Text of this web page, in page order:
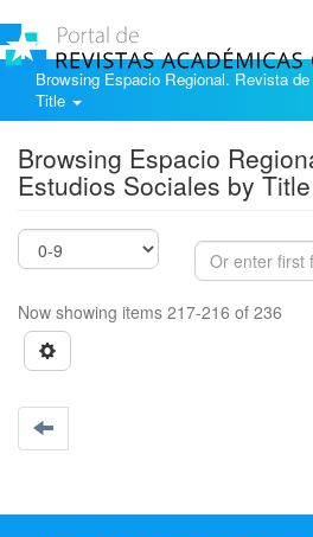
Browsing Espacio Regional. Revista
Title
Browsing Espacio
Estudios Sociales by Title
Now showing items 217-216 of 236